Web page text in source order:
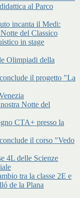
al Parco
incanta il Medi:
del Classico
in stage
Olimpiadi della
il progetto "La
Notte del
CTA+ presso la
il corso "Vedo
4L delle Scienze
tra la classe 2E e
de la Plana